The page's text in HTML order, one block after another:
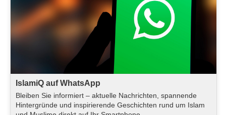
IslamiQ auf WhatsApp
Bleiben Sie informiert – aktuelle Nachrichten, spannende
Hintergründe und inspirierende Geschichten rund um Islam